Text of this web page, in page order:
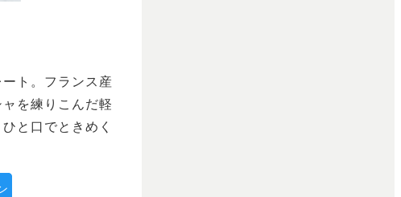
ト。フランス産
を練りこんだ軽
と口でときめく